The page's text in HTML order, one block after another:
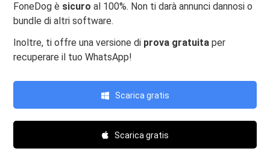
FoneDog è sicuro al 100%. Non ti darà annunci dannosi o
bundle di altri software.
Inoltre, ti offre una versione di prova gratuita per
recuperare il tuo WhatsApp!
Scarica gratis
Scarica gratis